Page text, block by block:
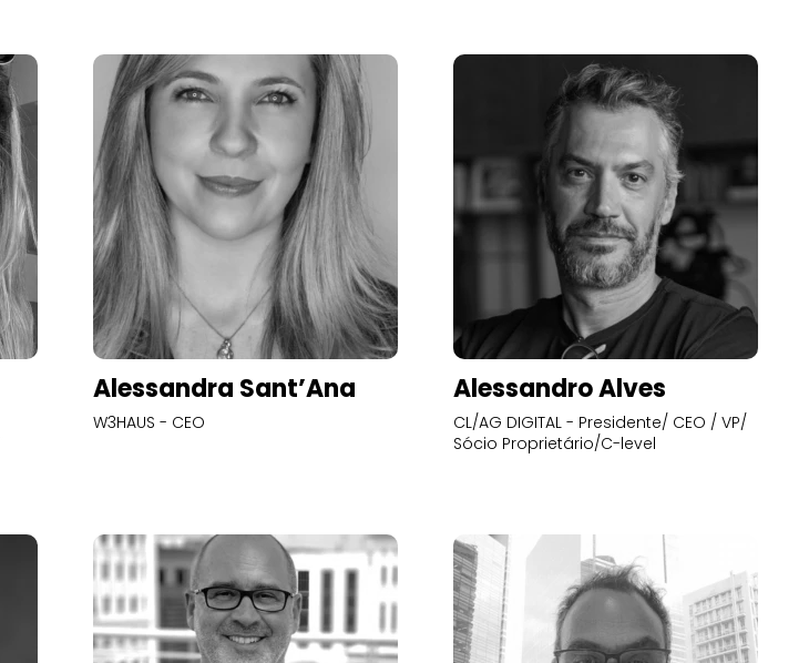
Alessandra Sant’Ana
W3HAUS - CEO
Alessandro Alves
CL/AG DIGITAL - Presidente/ CEO / VP/
Sócio Proprietário/C-level